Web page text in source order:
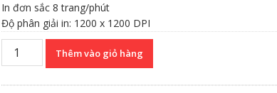
In đơn sắc 8 trang/phút
Độ phân giải in: 1200 x 1200 DPI
Máy
Thêm vào giỏ hàng